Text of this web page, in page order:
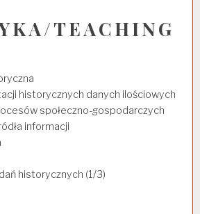
TEACHING
historycznych danych ilościowych
społeczno-gospodarczych
informacji
historycznych (1/3)